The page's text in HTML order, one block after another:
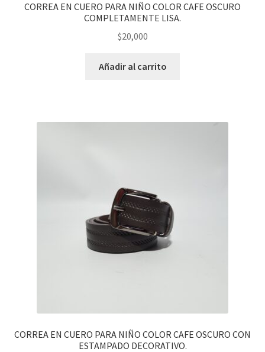
CORREA EN CUERO PARA NIÑO COLOR CAFE OSCURO
COMPLETAMENTE LISA.
$20,000
Añadir al carrito
CORREA EN CUERO PARA NIÑO COLOR CAFE OSCURO CON
ESTAMPADO DECORATIVO.